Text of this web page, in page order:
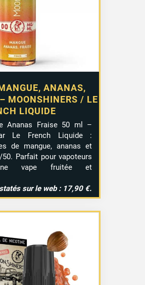
ANANAS,
MOONSHINERS / LE
LIQUIDE
Ananas Fraise 50 ml –
Le French Liquide :
de mangue, ananas et
Parfait pour vapoteurs
vape fruitée et
sur le web : 17,90 €.